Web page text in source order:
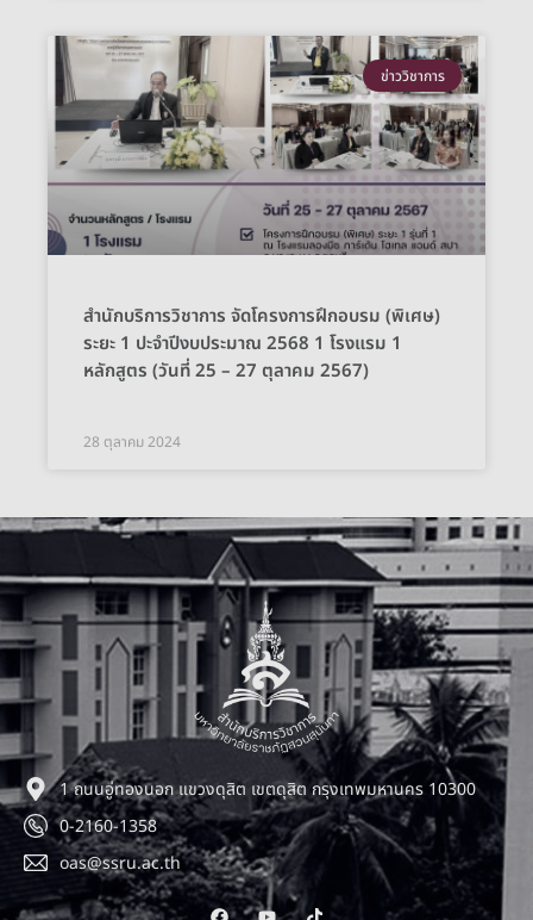
ข่าววิชาการ
สำนักบริการวิชาการ จัดโครงการฝึกอบรม (พิเศษ)
ระยะ 1 ปะจำปีงบประมาณ 2568 1 โรงแรม 1
หลักสูตร (วันที่ 25 – 27 ตุลาคม 2567)
28 ตุลาคม 2024
1 ถนนอู่ทองนอก แขวงดุสิต เขตดุสิต กรุงเทพมหานคร 10300
0-2160-1358
oas@ssru.ac.th